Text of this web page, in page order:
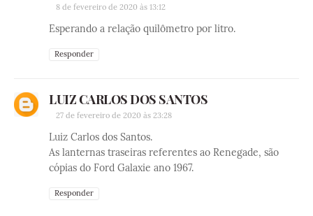
8 de fevereiro de 2020 às 13:12
Esperando a relação quilômetro por litro.
Responder
LUIZ CARLOS DOS SANTOS
27 de fevereiro de 2020 às 23:28
Luiz Carlos dos Santos.
As lanternas traseiras referentes ao Renegade, são
cópias do Ford Galaxie ano 1967.
Responder